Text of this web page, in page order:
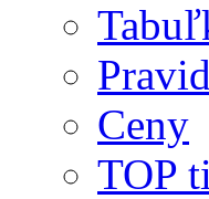
Ceny
TOP